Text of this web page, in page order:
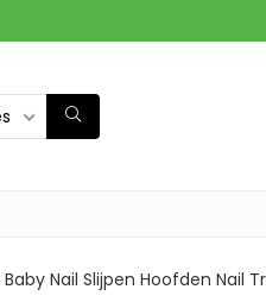
Nail Slijpen Hoofden Nail